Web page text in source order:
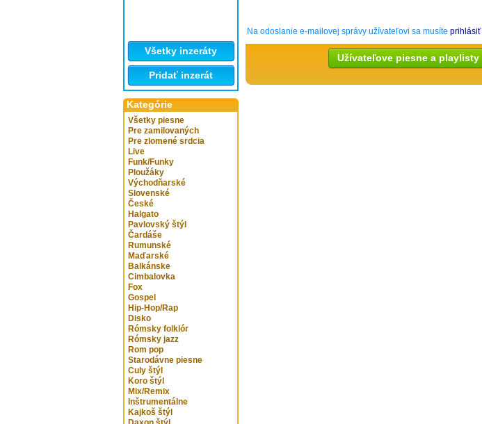
Všetky inzeráty
Pridať inzerát
Kategórie
Všetky piesne
Pre zamilovaných
Pre zlomené srdcia
Live
Funk/Funky
Ploužáky
Východňarské
Slovenské
České
Halgato
Pavlovský štýl
Čardáše
Rumunské
Maďarské
Balkánske
Cimbalovka
Fox
Gospel
Hip-Hop/Rap
Disko
Rómsky folklór
Rómsky jazz
Rom pop
Starodávne piesne
Culy štýl
Koro štýl
Mix/Remix
Inštrumentálne
Kajkoš štýl
Na odoslanie e-mailovej správy užívateľovi sa musíte prihlásiť
Užívateľove piesne a playlisty